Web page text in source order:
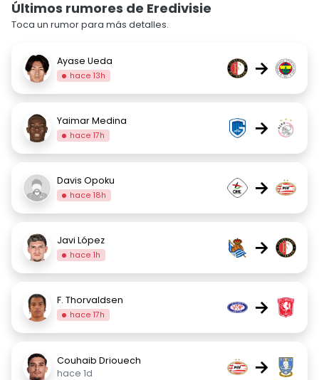
Últimos rumores de Eredivisie
Toca un rumor para más detalles.
Ayase Ueda
hace 13h →
Yaimar Medina
hace 17h →
Davis Opoku
hace 18h →
Javi López
hace 1h →
F. Thorvaldsen
hace 17h →
Couhaib Driouech
hace 1d
→